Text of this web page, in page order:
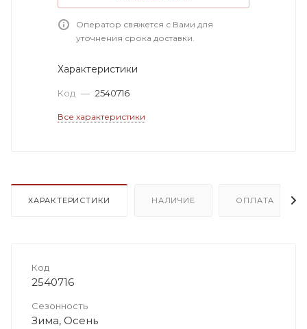
Оператор свяжется с Вами для
уточнения срока доставки.
Характеристики
Код — 2540716
Все характеристики
ХАРАКТЕРИСТИКИ НАЛИЧИЕ ОПЛАТА
Код
2540716
Сезонность
Зима, Осень